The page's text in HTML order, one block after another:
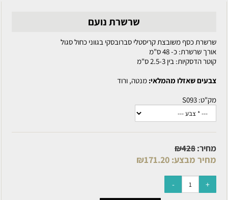
שרשרת נועם
שרשרת כסף משובצת קריסטלי סברובסקי בגווני כחול סגול
אורך שרשרת: כ- 48 ס"מ
קוטר הדסקיות: בין 2.5-3 ס"מ
צבעים שאזלו מהמלאי: מנטה, ורוד
מק"ט: S093
מחיר: ₪428
מחיר מבצע: ₪171.20